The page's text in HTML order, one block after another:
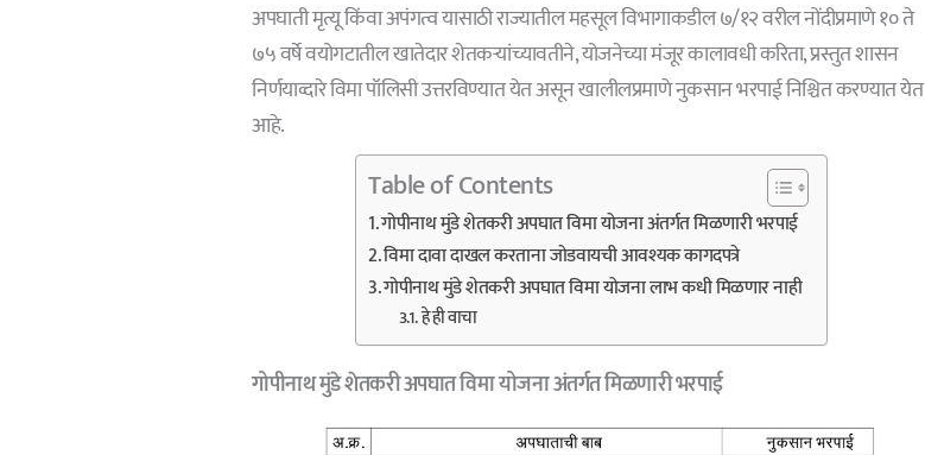
अपघाती मृत्यू किंवा अपंगत्व यासाठी राज्यातील महसूल विभागाकडील ७/१२ वरील नोंदीप्रमाणे १० ते
७५ वर्षे वयोगटातील खातेदार शेतकऱ्यांच्यावतीने, योजनेच्या मंजूर कालावधी करिता, प्रस्तुत शासन
निर्णयाव्दारे विमा पॉलिसी उत्तरविण्यात येत असून खालीलप्रमाणे नुकसान भरपाई निश्चित करण्यात येत
आहे.
Table of Contents
गोपीनाथ मुंडे शेतकरी अपघात विमा योजना अंतर्गत मिळणारी भरपाई
विमा दावा दाखल करताना जोडवायची आवश्यक कागदपत्रे
गोपीनाथ मुंडे शेतकरी अपघात विमा योजना लाभ कधी मिळणार नाही
हे ही वाचा
गोपीनाथ मुंडे शेतकरी अपघात विमा योजना अंतर्गत मिळणारी भरपाई